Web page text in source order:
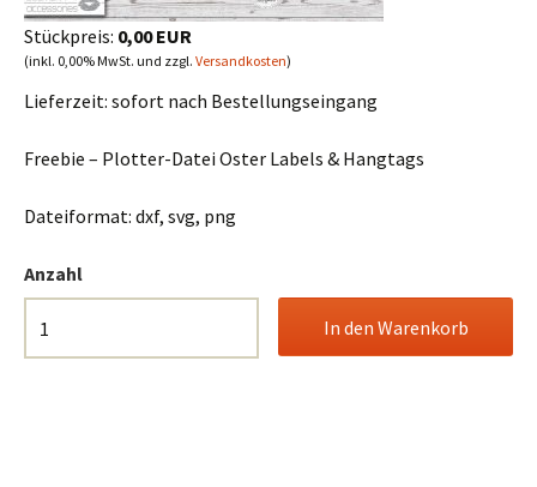
Stückpreis: 0,00 EUR
(inkl. 0,00% MwSt. und zzgl. Versandkosten)
Lieferzeit: sofort nach Bestellungseingang
Freebie – Plotter-Datei Oster Labels & Hangtags
Dateiformat: dxf, svg, png
Anzahl